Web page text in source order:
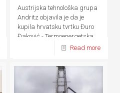
Austrijska tehnološka grupa
Andritz objavila je da je
kupila hrvatsku tvrtku Đuro
Đaković - Termoenergetska
postrojenja (ĐĐ-TEP)Read more